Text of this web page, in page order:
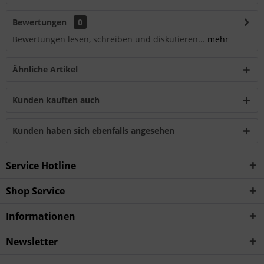
Bewertungen
0
Bewertungen lesen, schreiben und diskutieren... mehr
Ähnliche Artikel
Kunden kauften auch
Kunden haben sich ebenfalls angesehen
Service Hotline
Shop Service
Informationen
Newsletter